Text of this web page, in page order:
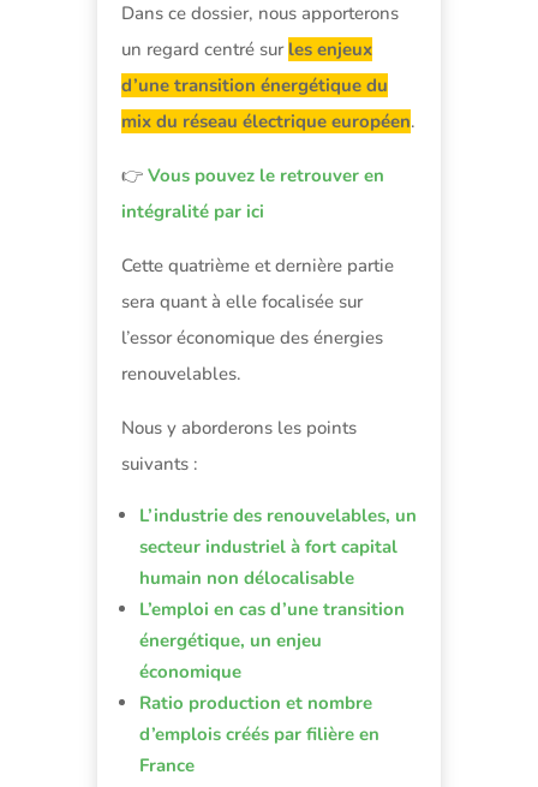
Dans ce dossier, nous apporterons
un regard centré sur les enjeux
d’une transition énergétique du
mix du réseau électrique européen.
👉 Vous pouvez le retrouver en
intégralité par ici
Cette quatrième et dernière partie
sera quant à elle focalisée sur
l’essor économique des énergies
renouvelables.
Nous y aborderons les points
suivants :
L’industrie des renouvelables, un
secteur industriel à fort capital
humain non délocalisable
L’emploi en cas d’une transition
énergétique, un enjeu
économique
Ratio production et nombre
d’emplois créés par filière en
France